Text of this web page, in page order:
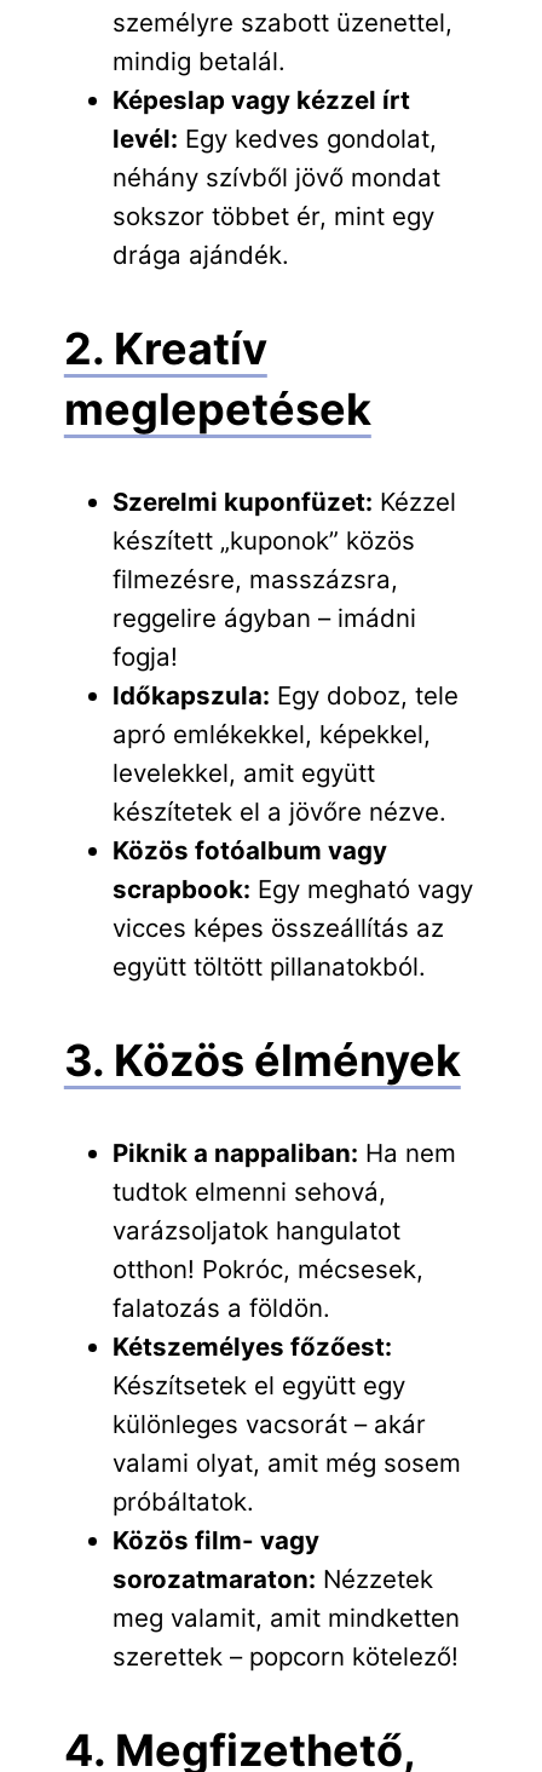
személyre szabott üzenettel,
mindig betalál.
Képeslap vagy kézzel írt
levél: Egy kedves gondolat,
néhány szívből jövő mondat
sokszor többet ér, mint egy
drága ajándék.
2. Kreatív
meglepetések
Szerelmi kuponfüzet: Kézzel
készített „kuponok” közös
filmezésre, masszázsra,
reggelire ágyban – imádni
fogja!
Időkapszula: Egy doboz, tele
apró emlékekkel, képekkel,
levelekkel, amit együtt
készítetek el a jövőre nézve.
Közös fotóalbum vagy
scrapbook: Egy megható vagy
vicces képes összeállítás az
együtt töltött pillanatokból.
3. Közös élmények
Piknik a nappaliban: Ha nem
tudtok elmenni sehová,
varázsoljatok hangulatot
otthon! Pokróc, mécsesek,
falatozás a földön.
Kétszemélyes főzőest:
Készítsetek el együtt egy
különleges vacsorát – akár
valami olyat, amit még sosem
próbáltatok.
Közös film- vagy
sorozatmaraton: Nézzetek
meg valamit, amit mindketten
szerettek – popcorn kötelező!
4. Megfizethető,